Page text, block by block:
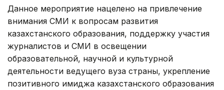
Данное мероприятие нацелено на привлечение
внимания СМИ к вопросам развития
казахстанского образования, поддержку участия
журналистов и СМИ в освещении
образовательной, научной и культурной
деятельности ведущего вуза страны, укрепление
позитивного имиджа казахстанского образования